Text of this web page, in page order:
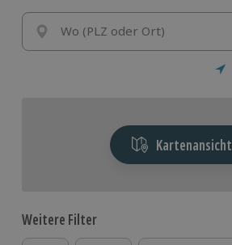
Wo (PLZ oder Ort)
Kartenansicht
Weitere Filter